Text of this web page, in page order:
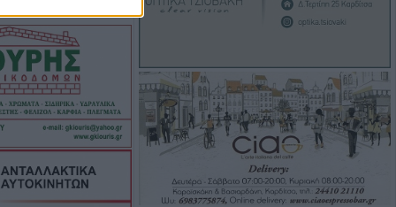
Ανοίγει ο
263,5
εκατ. ευρώ
για την